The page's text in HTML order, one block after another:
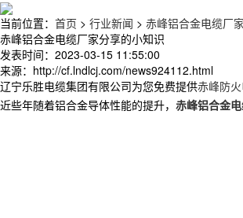
当前位置： 首页 > 行业新闻 > 赤峰铝合金电缆厂
赤峰铝合金电缆厂家分享的小知识
发表时间：2023-03-15 11:55:00
来源：http://cf.lndlcj.com/news924112.html
辽宁乐胜电缆集团有限公司为您免费提供赤峰防
近些年随着铝合金导体性能的提升， 赤峰铝合金